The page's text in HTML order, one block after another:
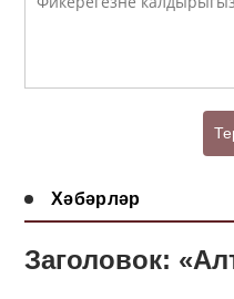
Хәбәрләр
Заголовок: